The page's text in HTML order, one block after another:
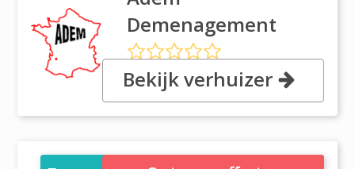
Demenagement
, 106 Cours Lieutaud, 13006
MARSEILLE
Bekijk verhuizer